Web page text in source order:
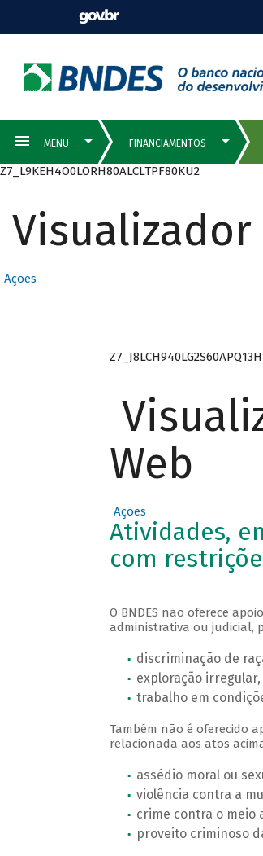
Z7_L9KEH4O0LORH80ALCLTPF80KU2
Ações
Web
Ações
Atividades,
com
O BNDES não oferece
administrativa ou judicial,
discriminação de
exploração
trabalho em
Também não é oferecido
relacionada aos atos
assédio moral ou
violência contra a
crime contra o meio
proveito criminoso